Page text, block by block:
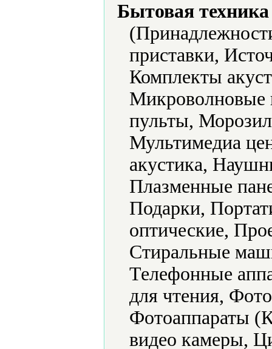
Бытовая
приставки,
Комплекты
пульты,
Мультимедиа
акустика,
Плазменные
Подарки,
оптические,
Стиральные
Телефонные
для чтения,
Фотоаппараты
видео камеры,